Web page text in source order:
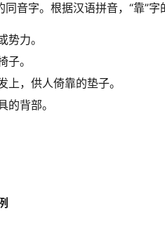
字。根据汉语拼音，“靠”字
势力。
子。
上，供人倚靠的垫子。
的背部。